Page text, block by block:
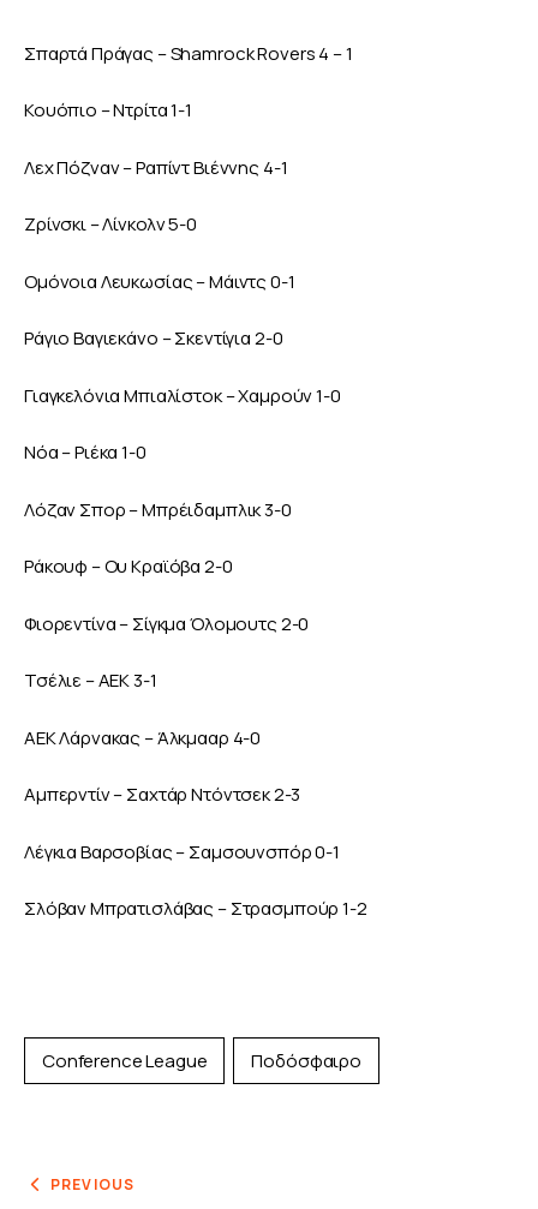
Σπαρτά Πράγας – Shamrock Rovers 4 – 1
Κουόπιο – Ντρίτα 1-1
Λεχ Πόζναν – Ραπίντ Βιέννης 4-1
Ζρίνσκι – Λίνκολν 5-0
Ομόνοια Λευκωσίας – Μάιντς 0-1
Ράγιο Βαγιεκάνο – Σκεντίγια 2-0
Γιαγκελόνια Μπιαλίστοκ – Χαμρούν 1-0
Νόα – Ριέκα 1-0
Λόζαν Σπορ – Μπρέιδαμπλικ 3-0
Ράκουφ – Ου Κραϊόβα 2-0
Φιορεντίνα – Σίγκμα Όλομουτς 2-0
Τσέλιε – ΑΕΚ 3-1
ΑΕΚ Λάρνακας – Άλκμααρ 4-0
Αμπερντίν – Σαχτάρ Ντόντσεκ 2-3
Λέγκια Βαρσοβίας – Σαμσουνσπόρ 0-1
Σλόβαν Μπρατισλάβας – Στρασμπούρ 1-2
Conference League Ποδόσφαιρο
PREVIOUS